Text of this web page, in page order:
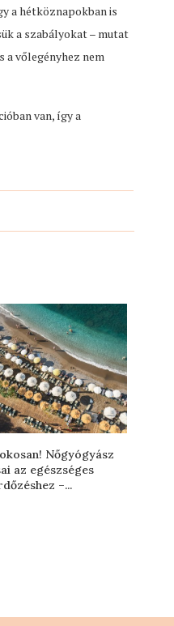
a hétköznapokban is
a szabályokat – mutat
a vőlegényhez nem
van, így a
Nőgyógyász
az egészséges
–...